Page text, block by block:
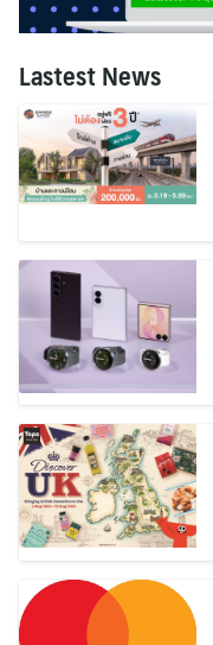
Lastest News